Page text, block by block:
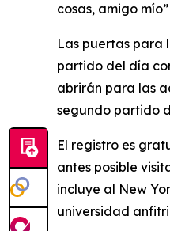
cosas, amigo
Las puertas para
partido del día
abrirán para las
segundo partido
El registro es
antes posible
incluye al New
universidad